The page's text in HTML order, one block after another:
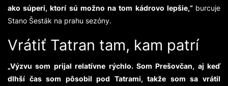
ako súperi, ktorí sú možno na tom kádrovo lepšie,“ burcuje
Stano Šesták na prahu sezóny.
Vrátiť Tatran tam, kam patrí
„Výzvu som prijal relatívne rýchlo. Som Prešovčan, aj keď
dlhší čas som pôsobil pod Tatrami, takže som sa vrátil